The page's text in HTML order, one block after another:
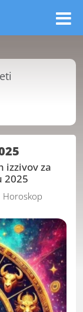
izzivov za
2025
Horoskop